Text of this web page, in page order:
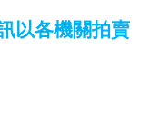
以各機關拍賣